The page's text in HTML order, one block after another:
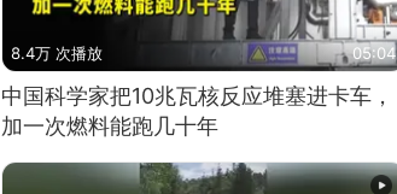
8.4万 次播放 05:04
中国科学家把10兆瓦核反应堆塞进卡车，
加一次燃料能跑几十年